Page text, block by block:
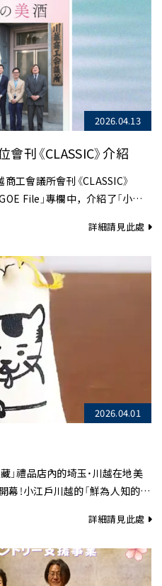
2026.04.13
刊《CLASSIC》介紹
商工會議所會刊《CLASSIC》
File」專欄中，介紹了「小江
詳細請見此處
2026.04.01
」禮品店內的埼玉・川越在地美
幕！小江戶川越的「鮮為人知的故
詳細請見此處